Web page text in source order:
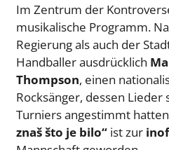
Im Zentrum der
musikalische Programm.
Regierung als auch der
Handballer ausdrücklich
Thompson, einen
Rocksänger, dessen
Turniers angestimmt
znaš što je bilo“ ist zur